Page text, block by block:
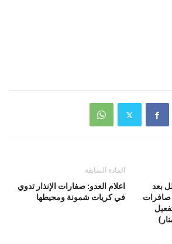
المادة السابقة
اعلام العدو: صفارات الإنذار تدوي
في كريات شمونة ومحيطها
بعد
صافرات